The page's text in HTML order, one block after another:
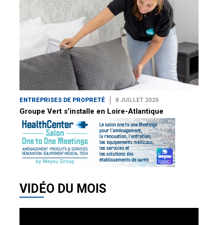
ENTREPRISES DE PROPRETÉ 8 JUILLET 2026
Groupe Vert s’installe en Loire-Atlantique
VIDÉO DU MOIS